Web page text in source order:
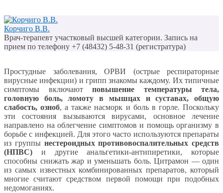
Корчиго В.В.
Врач-терапевт участковый высшей категории. Запись на
прием по телефону +7 (48432) 5-48-31 (регистратура)
Простудные заболевания, ОРВИ (острые респираторные
вирусные инфекции) и грипп знакомы каждому. Их типичные
симптомы включают повышение температуры тела,
головную боль, ломоту в мышцах и суставах, общую
слабость, озноб, а также насморк и боль в горле. Поскольку
эти состояния вызываются вирусами, основное лечение
направлено на облегчение симптомов и помощь организму в
борьбе с инфекцией. Для этого часто используются препараты
из группы нестероидных противовоспалительных средств
(НПВС) и другие анальгетики-антипиретики, которые
способны снижать жар и уменьшать боль. Цитрамон — один
из самых известных комбинированных препаратов, который
многие считают средством первой помощи при подобных
недомоганиях.